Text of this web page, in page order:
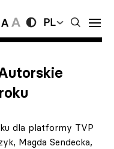
PL
dla platformy TVP
Magda Sendecka,